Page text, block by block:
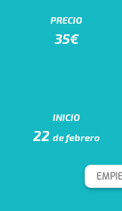
PRECIO
35€
INICIO
22 de febrero